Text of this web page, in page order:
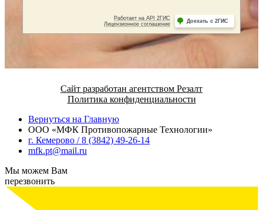
Сайт разработан агентством Резалт
Политика конфиденциальности
Вернуться на Главную
ООО «МФК Противопожарные Технологии»
г. Кемерово / 8 (3842) 49-26-14
mfk.pt@mail.ru
Мы можем Вам
перезвонить